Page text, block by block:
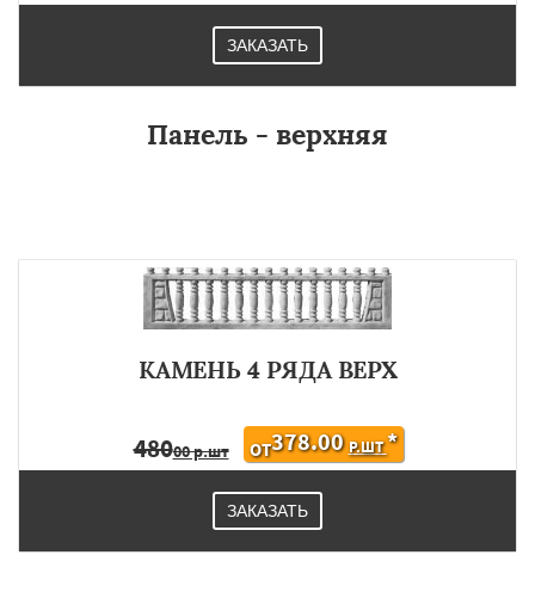
ЗАКАЗАТЬ
Панель - верхняя
КАМЕНЬ 4 РЯДА ВЕРХ
48000 р.шт ОТ378.00 Р.ШТ*
ЗАКАЗАТЬ